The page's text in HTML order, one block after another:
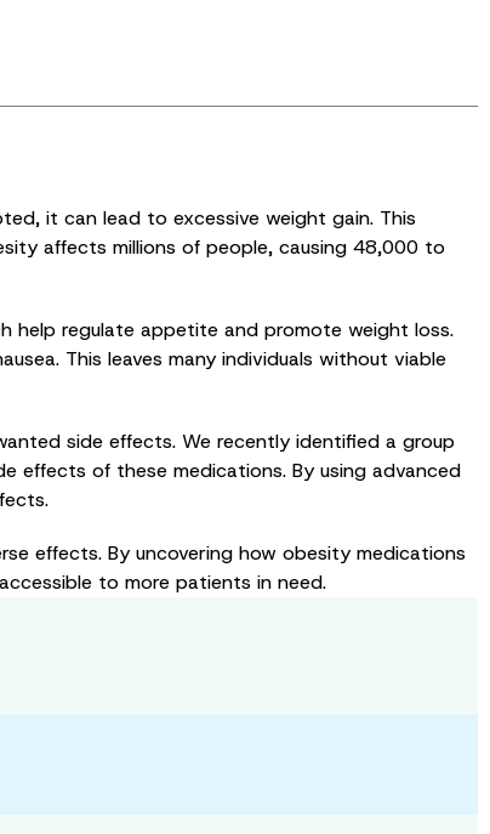
it can lead to excessive weight gain. This
affects millions of people, causing 48,000 to
help regulate appetite and promote weight loss.
This leaves many individuals without viable
side effects. We recently identified a group
effects of these medications. By using advanced
effects. By uncovering how obesity medications
to more patients in need.